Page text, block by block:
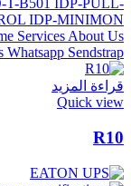
قراءة المزيد
Quick view
R10